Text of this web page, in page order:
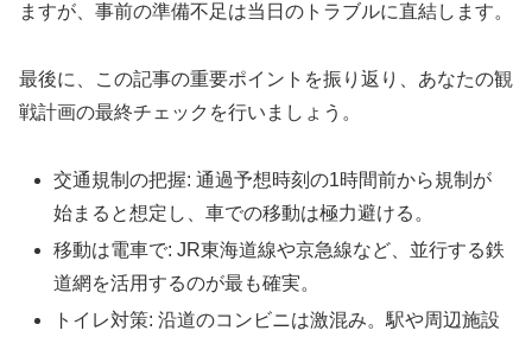
ますが、事前の準備不足は当日のトラブルに直結します。
最後に、この記事の重要ポイントを振り返り、あなたの観
戦計画の最終チェックを行いましょう。
交通規制の把握: 通過予想時刻の1時間前から規制が
始まると想定し、車での移動は極力避ける。
移動は電車で: JR東海道線や京急線など、並行する鉄
道網を活用するのが最も確実。
トイレ対策: 沿道のコンビニは激混み。駅や周辺施設